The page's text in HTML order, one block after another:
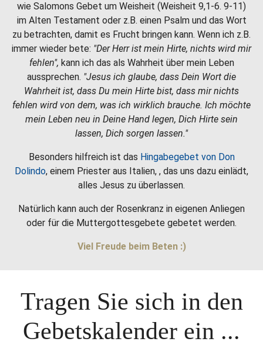
wie Salomons Gebet um Weisheit (Weisheit 9,1-6. 9-11)
im Alten Testament oder z.B. einen Psalm und das Wort
zu betrachten, damit es Frucht bringen kann. Wenn ich z.B.
immer wieder bete: "Der Herr ist mein Hirte, nichts wird mir
fehlen", kann ich das als Wahrheit über mein Leben
aussprechen. "Jesus ich glaube, dass Dein Wort die
Wahrheit ist, dass Du mein Hirte bist, dass mir nichts
fehlen wird von dem, was ich wirklich brauche. Ich möchte
mein Leben neu in Deine Hand legen, Dich Hirte sein
lassen, Dich sorgen lassen."
Besonders hilfreich ist das Hingabegebet von Don
Dolindo, einem Priester aus Italien, , das uns dazu einlädt,
alles Jesus zu überlassen.
Natürlich kann auch der Rosenkranz in eigenen Anliegen
oder für die Muttergottesgebete gebetet werden.
Viel Freude beim Beten :)
Tragen Sie sich in den
Gebetskalender ein ...